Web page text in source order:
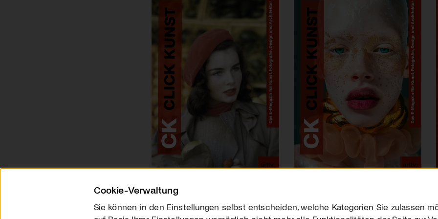
Cookie-Verwaltung
Sie können in den Einstellungen selbst entscheiden, welche Kategorien Sie zulassen